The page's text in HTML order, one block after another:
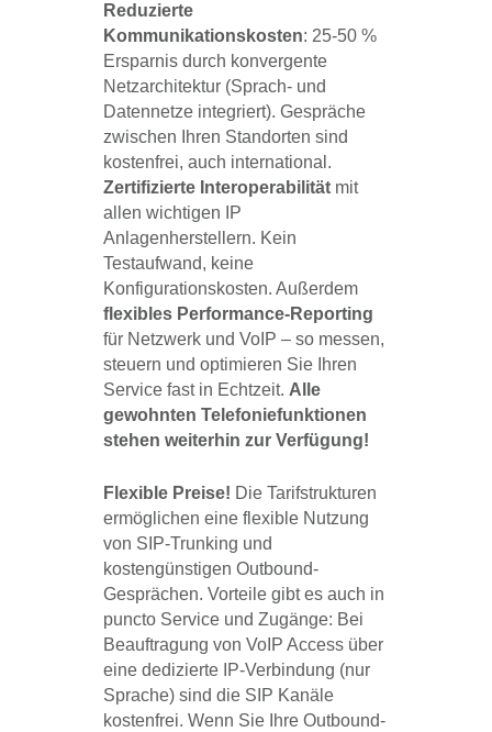
Reduzierte
Kommunikationskosten: 25-50 %
Ersparnis durch konvergente
Netzarchitektur (Sprach- und
Datennetze integriert). Gespräche
zwischen Ihren Standorten sind
kostenfrei, auch international.
Zertifizierte Interoperabilität mit
allen wichtigen IP
Anlagenherstellern. Kein
Testaufwand, keine
Konfigurationskosten. Außerdem
flexibles Performance-Reporting
für Netzwerk und VoIP – so messen,
steuern und optimieren Sie Ihren
Service fast in Echtzeit. Alle
gewohnten Telefoniefunktionen
stehen weiterhin zur Verfügung!
Flexible Preise! Die Tarifstrukturen
ermöglichen eine flexible Nutzung
von SIP-Trunking und
kostengünstigen Outbound-
Gesprächen. Vorteile gibt es auch in
puncto Service und Zugänge: Bei
Beauftragung von VoIP Access über
eine dedizierte IP-Verbindung (nur
Sprache) sind die SIP Kanäle
kostenfrei. Wenn Sie Ihre Outbound-